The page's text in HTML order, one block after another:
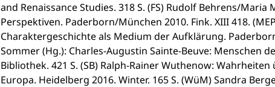
and Renaissance Studies. 318 S. (FS) Rudolf Behrens/
Perspektiven. Paderborn/München 2010. Fink. XIII 418.
Charaktergeschichte als Medium der Aufklärung.
Sommer (Hg.): Charles-Augustin Sainte-Beuve: Menschen
Bibliothek. 421 S. (SB) Ralph-Rainer Wuthenow:
Europa. Heidelberg 2016. Winter. 165 S. (WüM) Sandra